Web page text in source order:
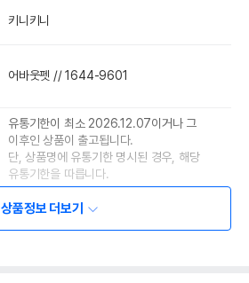
키니키니
어바웃펫 // 1644-9601
유통기한이 최소 2026.12.07이거나 그
이후인 상품이 출고됩니다.
단, 상품명에 유통기한 명시된 경우, 해당
유통기한을 따릅니다.
상품정보 더보기